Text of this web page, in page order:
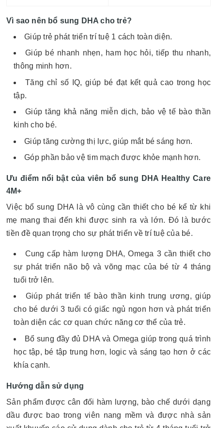
Vì sao nên bổ sung DHA cho trẻ?
Giúp trẻ phát triển trí tuệ 1 cách toàn diện.
Giúp bé nhanh nhẹn, ham học hỏi, tiếp thu nhanh,
thông minh hơn.
Tăng chỉ số IQ, giúp bé đạt kết quả cao trong học
tập.
Giúp tăng khả năng miễn dịch, bảo vệ tế bào thần
kinh cho bé.
Giúp tăng cường thị lực, giúp mắt bé sáng hơn.
Góp phần bảo vệ tim mạch được khỏe mạnh hơn.
Ưu điểm nổi bật của viên bổ sung DHA Healthy Care
4M+
Việc bổ sung DHA là vô cùng cần thiết cho bé kể từ khi
mẹ mang thai đến khi được sinh ra và lớn. Đó là bước
tiền đề quan trọng cho sự phát triển về trí tuệ của bé.
Cung cấp hàm lượng DHA, Omega 3 cần thiết cho
sự phát triển não bộ và võng mạc của bé từ 4 tháng
tuổi trở lên.
Giúp phát triển tế bào thần kinh trung ương, giúp
cho bé dưới 3 tuổi có giấc ngủ ngon hơn và phát triển
toàn diện các cơ quan chức năng cơ thể của trẻ.
Bổ sung đầy đủ DHA và Omega giúp trong quá trình
học tập, bé tập trung hơn, logic và sáng tạo hơn ở các
khía cạnh.
Hướng dẫn sử dụng
Sản phẩm được cân đối hàm lượng, bào chế dưới dạng
dầu được bao trong viên nang mềm và được nhà sản